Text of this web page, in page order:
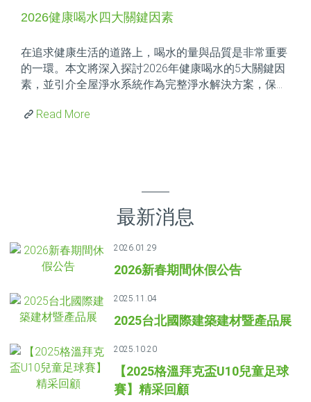
2026健康喝水四大關鍵因素
在追求健康生活的道路上，喝水的量與品質是非常重要
的一環。本文將深入探討2026年健康喝水的5大關鍵因
素，並引介全屋淨水系統作為完整淨水解決方案，保障
Read More
最新消息
2026.01.29
2026新春期間休假公告
2025.11.04
2025台北國際建築建材暨產品展
2025.10.20
【2025格溫拜克盃U10兒童足球
賽】精采回顧